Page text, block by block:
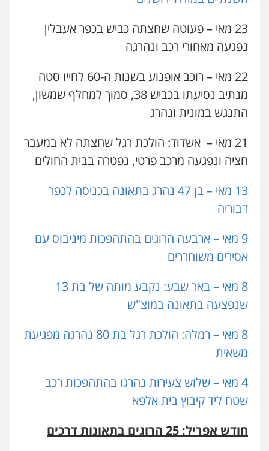
23 מאי – פעוטה שחצתה כביש בכפר אעבלין
נפגעה מאחורי רכב ונהרגה
22 מאי – רוכב אופנוע בשנות ה-60 לחייו סטה
מנתיב נסיעתו בכביש 38, סמוך למחלף שמשון,
התנגש במונית ונהרג
21 מאי – אשדוד: הולכת רגל שחצתה לא במעבר
חציה ונפגעה מרכב פרטי, נפטרה בבית החולים
13 מאי – בן 47 נהרג בתאונה בכניסה לכפר
דבוריה
9 מאי – ארבעה הרוגים בהתהפכות מיניבוס עם
אסירים משוחררים
8 מאי – באר שבע: נקבע מותה של בת 13
שנפצעה בתאונה במוצ"ש
8 מאי – רמלה: הולכת רגל בת 80 נהרגה מפגיעת
משאית
4 מאי – שלוש צעירות נהרגו בהתהפכות רכב
שטח ליד קיבוץ בית אלפא
חודש אפריל: 25 הרוגים בתאונות דרכים